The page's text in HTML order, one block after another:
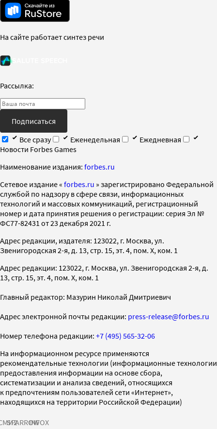
На сайте работает синтез речи
Рассылка:
Подписаться
Все сразу
Еженедельная
Ежедневная
Новости Forbes Games
Наименование издания: forbes.ru
Cетевое издание « forbes.ru » зарегистрировано Федеральной
службой по надзору в сфере связи, информационных
технологий и массовых коммуникаций, регистрационный
номер и дата принятия решения о регистрации: серия Эл №
ФС77-82431 от 23 декабря 2021 г.
Адрес редакции, издателя: 123022, г. Москва, ул.
Звенигородская 2-я, д. 13, стр. 15, эт. 4, пом. X, ком. 1
Адрес редакции: 123022, г. Москва, ул. Звенигородская 2-я, д.
13, стр. 15, эт. 4, пом. X, ком. 1
Главный редактор: Мазурин Николай Дмитриевич
Адрес электронной почты редакции: press-release@forbes.ru
Номер телефона редакции: +7 (495) 565-32-06
На информационном ресурсе применяются
рекомендательные технологии (информационные технологии
предоставления информации на основе сбора,
систематизации и анализа сведений, относящихся
к предпочтениям пользователей сети «Интернет»,
находящихся на территории Российской Федерации)
SPARROWINFOX